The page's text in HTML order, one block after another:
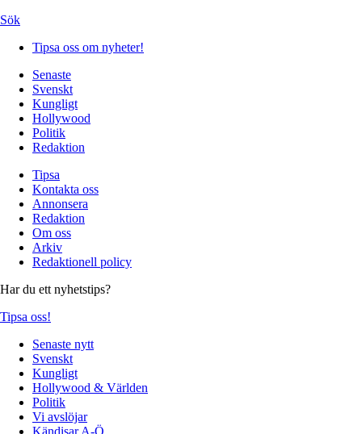
Sök
Tipsa oss om nyheter!
Senaste
Svenskt
Kungligt
Hollywood
Politik
Redaktion
Tipsa
Kontakta oss
Annonsera
Redaktion
Om oss
Arkiv
Redaktionell policy
Har du ett nyhetstips?
Tipsa oss!
Senaste nytt
Svenskt
Kungligt
Hollywood & Världen
Politik
Vi avslöjar
Kändisar A-Ö